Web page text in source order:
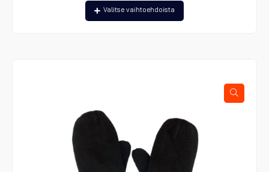
Valitse vaihtoehdoista
Tällä
tuotteella
sivulla.